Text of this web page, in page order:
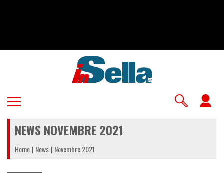
NEWS NOVEMBRE 2021
Home News Novembre 2021